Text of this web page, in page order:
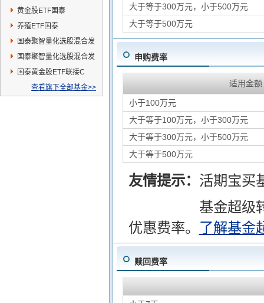
黄金股ETF国泰
养殖ETF国泰
国泰聚智量化选股混合发
起C
国泰聚智量化选股混合发
起A
国泰黄金股ETF联接C
查看旗下全部基金>>
大于等于300万元，小于500万元
大于等于500万元
申购费率
适用金额
小于100万元
大于等于100万元，小于300万元
大于等于300万元，小于500万元
大于等于500万元
友情提示： 活期宝买
基金超级
优惠费率。 了解基金
赎回费率